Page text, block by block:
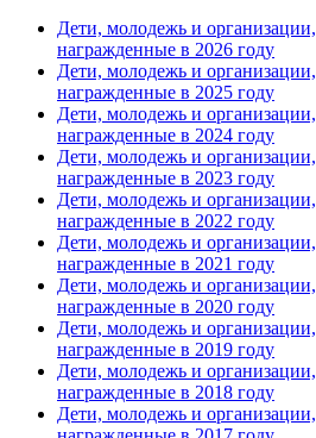
Дети, молодежь и организации,
награжденные в 2026 году
Дети, молодежь и организации,
награжденные в 2025 году
Дети, молодежь и организации,
награжденные в 2024 году
Дети, молодежь и организации,
награжденные в 2023 году
Дети, молодежь и организации,
награжденные в 2022 году
Дети, молодежь и организации,
награжденные в 2021 году
Дети, молодежь и организации,
награжденные в 2020 году
Дети, молодежь и организации,
награжденные в 2019 году
Дети, молодежь и организации,
награжденные в 2018 году
Дети, молодежь и организации,